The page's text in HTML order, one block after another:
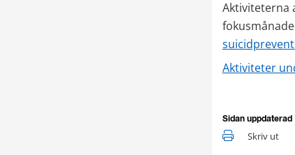
Aktiviteterna
Aktiviteter
Sidan uppdaterad
Skriv ut